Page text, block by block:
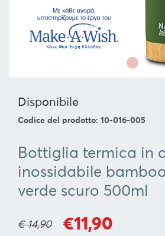
ORGANIZZAZIONE
DELLA
CUCINA
CONTAINERS
BARBECUE
FOR
CHILDREN
COLLEZIONI
RICETTE
Disponibile
Codice del prodotto: 10-016-005
Bottiglia termica in
inossidabile
verde scuro 500ml
€ 14,90 €11,90